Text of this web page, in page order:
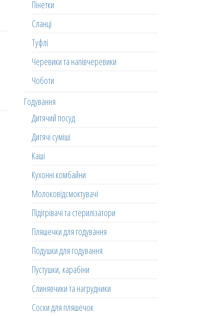
Пінетки
Сланці
Туфлі
Черевики та напівчеревики
Чоботи
Годування
Дитячий посуд
Дитячі суміші
Каші
Кухонні комбайни
Молоковідсмоктувачі
Підігрівачі та стерилізатори
Пляшечки для годування
Подушки для годування
Пустушки, карабіни
Слинявчики та нагрудники
Соски для пляшечок